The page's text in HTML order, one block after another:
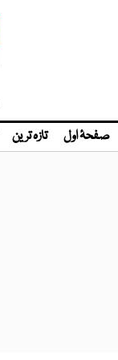
صفحۂ اول تازہ ترین